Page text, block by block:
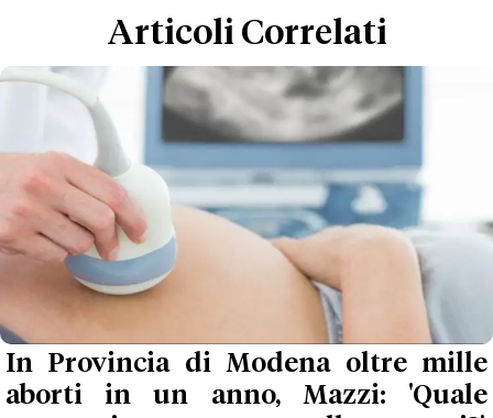
Articoli Correlati
In Provincia di Modena oltre mille
aborti in un anno, Mazzi: 'Quale